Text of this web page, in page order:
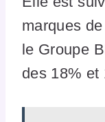
marques
le Groupe
des 18% et